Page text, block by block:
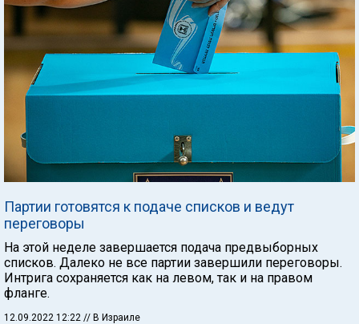
Партии готовятся к подаче списков и ведут
переговоры
На этой неделе завершается подача предвыборных
списков. Далеко не все партии завершили переговоры.
Интрига сохраняется как на левом, так и на правом
фланге.
12.09.2022 12:22 // В Израиле